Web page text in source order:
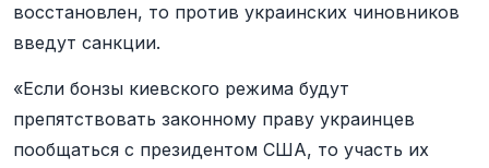
восстановлен, то против украинских чиновников
введут санкции.
«Если бонзы киевского режима будут
препятствовать законному праву украинцев
пообщаться с президентом США, то участь их